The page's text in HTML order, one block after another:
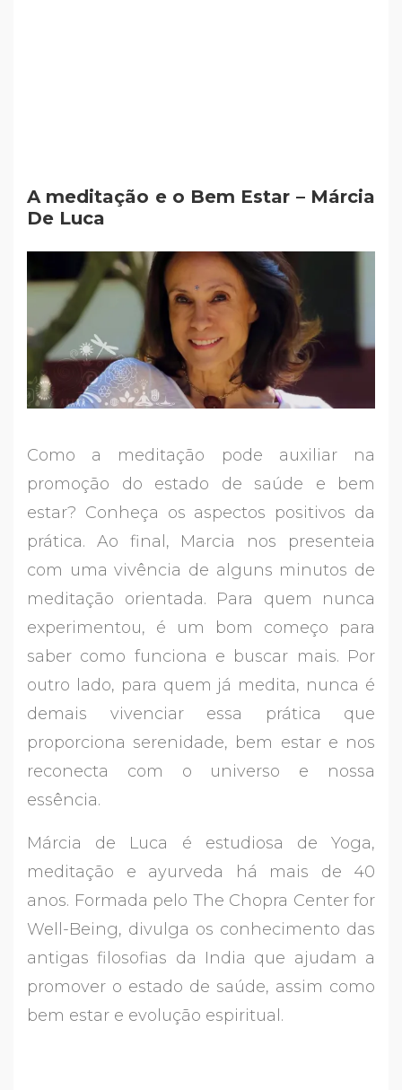
A meditação e o Bem Estar – Márcia
De Luca
Como a meditação pode auxiliar na
promoção do estado de saúde e bem
estar? Conheça os aspectos positivos da
prática. Ao final, Marcia nos presenteia
com uma vivência de alguns minutos de
meditação orientada. Para quem nunca
experimentou, é um bom começo para
saber como funciona e buscar mais. Por
outro lado, para quem já medita, nunca é
demais vivenciar essa prática que
proporciona serenidade, bem estar e nos
reconecta com o universo e nossa
essência.
Márcia de Luca é estudiosa de Yoga,
meditação e ayurveda há mais de 40
anos. Formada pelo The Chopra Center for
Well-Being, divulga os conhecimento das
antigas filosofias da India que ajudam a
promover o estado de saúde, assim como
bem estar e evolução espiritual.